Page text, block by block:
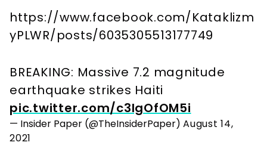
https://www.facebook.com/Kataklizm
yPLWR/posts/6035305513177749
BREAKING: Massive 7.2 magnitude
earthquake strikes Haiti
pic.twitter.com/c3lgOfOM5i
— Insider Paper (@TheInsiderPaper) August 14,
2021